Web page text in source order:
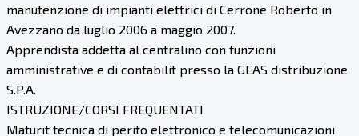
manutenzione di impianti elettrici di Cerrone Roberto in
Avezzano da luglio 2006 a maggio 2007.
Apprendista addetta al centralino con funzioni
amministrative e di contabilit presso la GEAS distribuzione
S.P.A.
ISTRUZIONE/CORSI FREQUENTATI
Maturit tecnica di perito elettronico e telecomunicazioni